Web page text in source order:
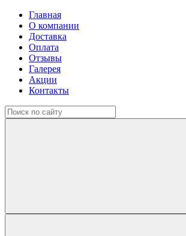
Главная
О компании
Доставка
Оплата
Отзывы
Галерея
Акции
Контакты